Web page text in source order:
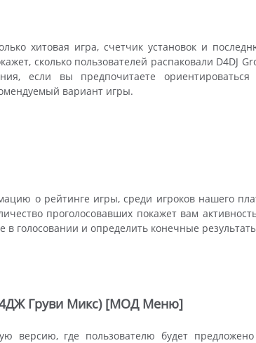
хитовая игра, счетчик установок и
сколько пользователей распаковали D4DJ
если вы предпочитаете
вариант игры.
о рейтинге игры, среди игроков нашего
проголосовавших покажет вам
голосовании и определить конечные
Груви Микс) [МОД Меню]
версию, где пользователю будет предложено